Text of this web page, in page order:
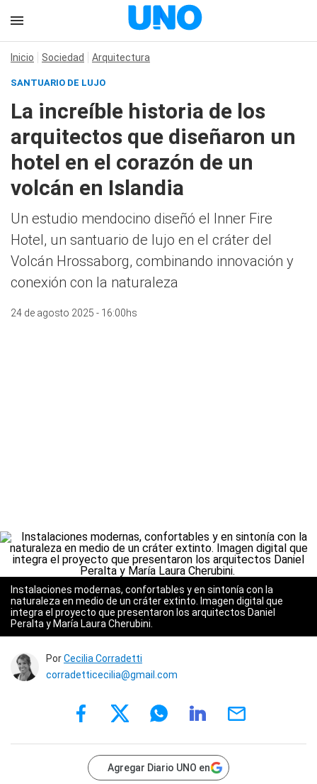
Inicio Sociedad Arquitectura
SANTUARIO DE LUJO
La increíble historia de los
arquitectos que diseñaron un
hotel en el corazón de un
volcán en Islandia
Un estudio mendocino diseñó el Inner Fire
Hotel, un santuario de lujo en el cráter del
Volcán Hrossaborg, combinando innovación y
conexión con la naturaleza
24 de agosto 2025 - 16:00hs
Instalaciones modernas, confortables y en sintonía con la
naturaleza en medio de un cráter extinto. Imagen digital que
integra el proyecto que presentaron los arquitectos Daniel
Peralta y María Laura Cherubini.
PorCecilia Corradetti
corradetticecilia@gmail.com
Agregar Diario UNO en